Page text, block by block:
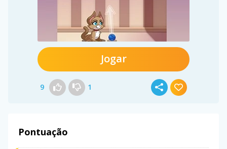
Jogar
9 1
Pontuação